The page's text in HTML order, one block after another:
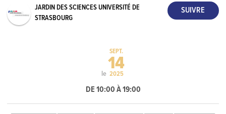
JARDIN DES SCIENCES UNIVERSITÉ DE
STRASBOURG
le
SEPT.
14
2025
DE 10:00 À 19:00